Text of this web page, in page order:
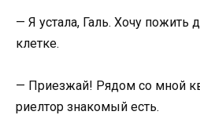
— Я устала, Галь. Хочу пожить
клетке.
— Приезжай! Рядом со мной
риелтор знакомый есть.